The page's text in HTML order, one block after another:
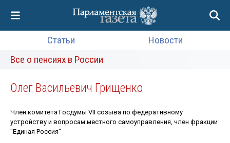
Статьи
Новости
Все о пенсиях в России
Олег Васильевич Грищенко
Член комитета Госдумы VII созыва по федеративному
устройству и вопросам местного самоуправления, член фракции
"Единая Россия"